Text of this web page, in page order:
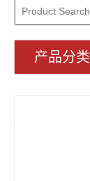
产品分类